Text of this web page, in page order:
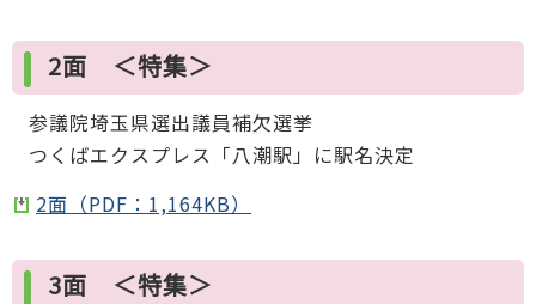
2面 ＜特集＞
参議院埼玉県選出議員補欠選挙
つくばエクスプレス「八潮駅」に駅名決定
2面（PDF：1,164KB）
3面 ＜特集＞